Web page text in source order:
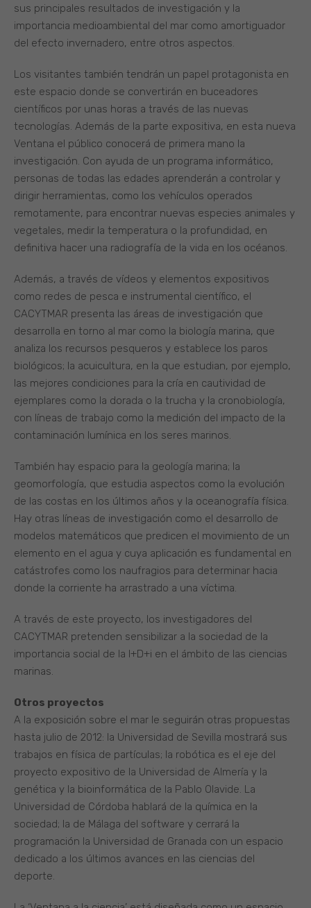
sus principales resultados de investigación y la
importancia medioambiental del mar como amortiguador
del efecto invernadero, entre otros aspectos.
Los visitantes también tendrán un papel protagonista en
este espacio donde se convertirán en buceadores
científicos por unas horas a través de las nuevas
tecnologías. Además de la parte expositiva, en esta nueva
Ventana el público conocerá de primera mano la
investigación. Con ayuda de un programa informático,
personas de todas las edades aprenderán a controlar y
dirigir herramientas, como los vehículos operados
remotamente, para encontrar nuevas especies animales y
vegetales, medir la temperatura o la profundidad, en
definitiva hacer una radiografía de la vida en los océanos.
Además, a través de vídeos y elementos expositivos
como redes de pesca e instrumental científico, el
CACYTMAR presenta las áreas de investigación que
desarrolla en torno al mar como la biología marina, que
analiza los recursos pesqueros y establece los paros
biológicos; la acuicultura, en la que estudian, por ejemplo,
las mejores condiciones para la cría en cautividad de
ejemplares como la dorada o la trucha y la cronobiología,
con líneas de trabajo como la medición del impacto de la
contaminación lumínica en los seres marinos.
También hay espacio para la geología marina; la
geomorfología, que estudia aspectos como la evolución
de las costas en los últimos años y la oceanografía física.
Hay otras líneas de investigación como el desarrollo de
modelos matemáticos que predicen el movimiento de un
elemento en el agua y cuya aplicación es fundamental en
catástrofes como los naufragios para determinar hacia
donde la corriente ha arrastrado a una víctima.
A través de este proyecto, los investigadores del
CACYTMAR pretenden sensibilizar a la sociedad de la
importancia social de la I+D+i en el ámbito de las ciencias
marinas.
Otros proyectos
A la exposición sobre el mar le seguirán otras propuestas
hasta julio de 2012: la Universidad de Sevilla mostrará sus
trabajos en física de partículas; la robótica es el eje del
proyecto expositivo de la Universidad de Almería y la
genética y la bioinformática de la Pablo Olavide. La
Universidad de Córdoba hablará de la química en la
sociedad; la de Málaga del software y cerrará la
programación la Universidad de Granada con un espacio
dedicado a los últimos avances en las ciencias del
deporte.